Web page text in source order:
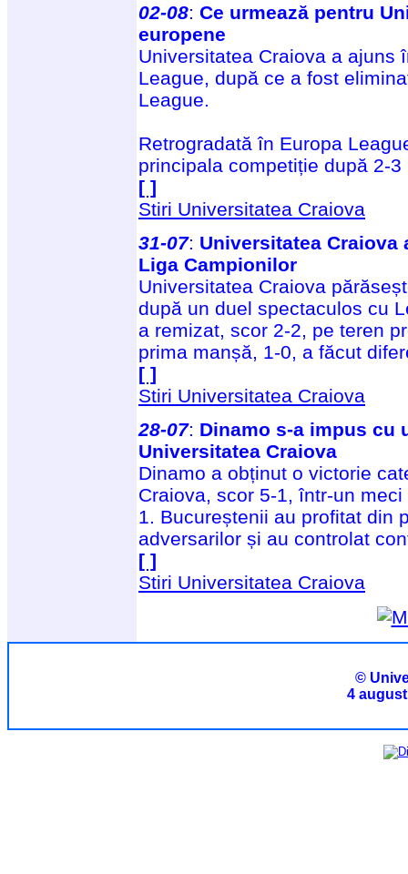
02-08: Ce urmează pentru
europene
Universitatea Craiova a ajuns
League, după ce a fost
League.
Retrogradată în Europa
principala competiție după 2-
[ ]
Stiri Universitatea Craiova
31-07: Universitatea
Liga Campionilor
Universitatea Craiova
după un duel spectaculos cu
a remizat, scor 2-2, pe teren
prima manșă, 1-0, a făcut
[ ]
Stiri Universitatea Craiova
28-07: Dinamo s-a impus cu
Universitatea Craiova
Dinamo a obținut o victorie
Craiova, scor 5-1, într-un
1. Bucureștenii au profitat din
adversarilor și au controlat
[ ]
Stiri Universitatea Craiova
©
4